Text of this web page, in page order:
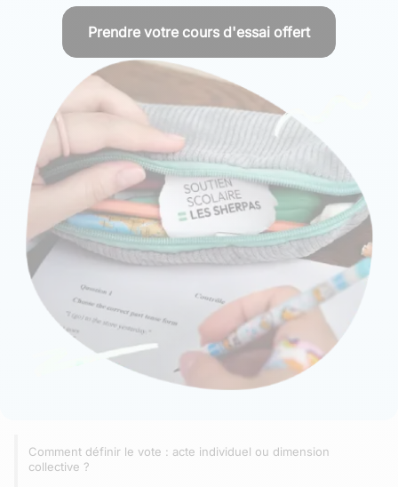
Prendre votre cours d'essai offert
Comment définir le vote : acte individuel ou dimension
collective ?